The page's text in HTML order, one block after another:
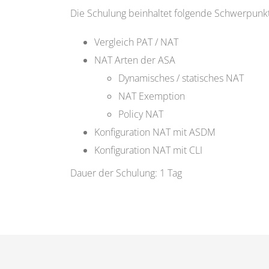
Die Schulung beinhaltet folgende
Vergleich PAT / NAT
NAT Arten der ASA
Dynamisches / statisches NAT
NAT Exemption
Policy NAT
Konfiguration NAT mit ASDM
Konfiguration NAT mit CLI
Dauer der Schulung: 1 Tag